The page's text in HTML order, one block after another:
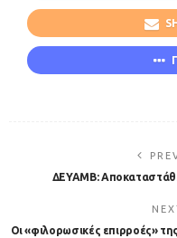
ΔΕΥΑΜΒ:
Οι «φιλορωσικές επιρροές»